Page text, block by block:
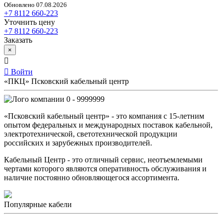
Обновлено 07.08.2026
+7 8112 660-223
Уточнить цену
+7 8112 660-223
Заказать
×
Войти
«ПКЦ» Псковский кабельный центр
0 - 9999999
«Псковский кабельный центр» - это компания с 15-летним
опытом федеральных и международных поставок кабельной,
электротехнической, светотехнической продукции
российских и зарубежных производителей.
Кабельный Центр - это отличный сервис, неотъемлемыми
чертами которого являются оперативность обслуживания и
наличие постоянно обновляющегося ассортимента.
Популярные кабели